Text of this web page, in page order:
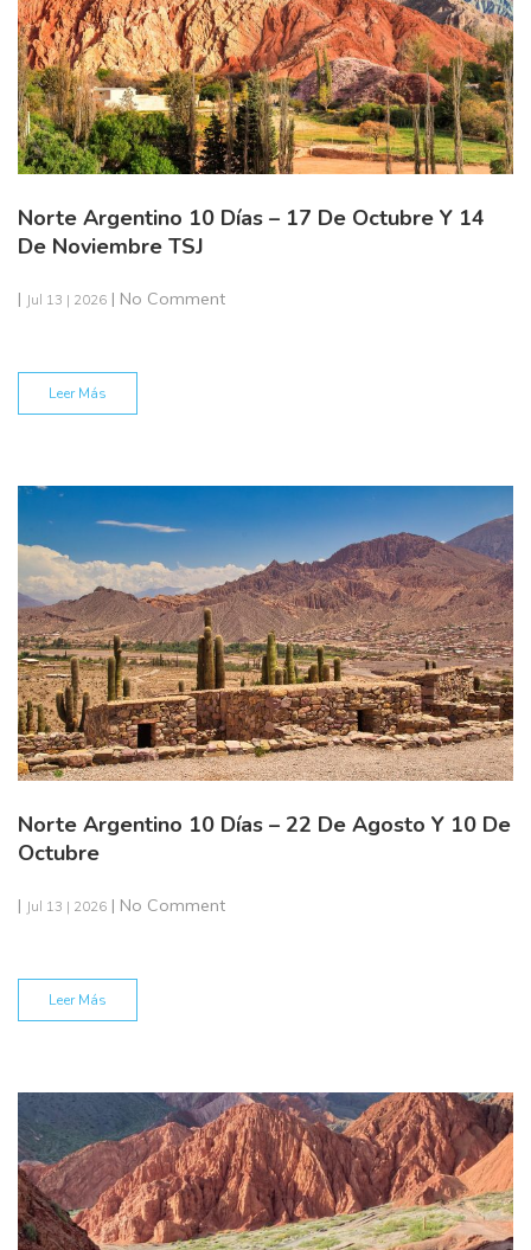
Norte Argentino 10 Días – 17 De Octubre Y 14
De Noviembre TSJ
| Jul 13 | 2026 | No Comment
Leer Más
Norte Argentino 10 Días – 22 De Agosto Y 10 De
Octubre
| Jul 13 | 2026 | No Comment
Leer Más